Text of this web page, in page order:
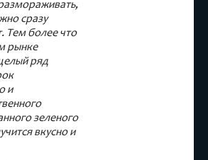
сразу
Тем более что
рынке
ряд
и
зеленого
вкусно и